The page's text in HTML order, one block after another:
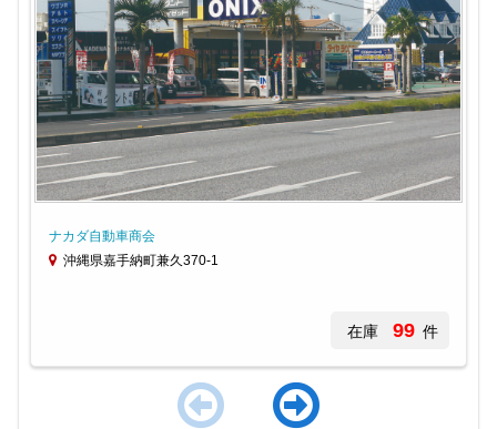
ナカダ自動車商会
沖縄県嘉手納町兼久370-1
在庫 99 件